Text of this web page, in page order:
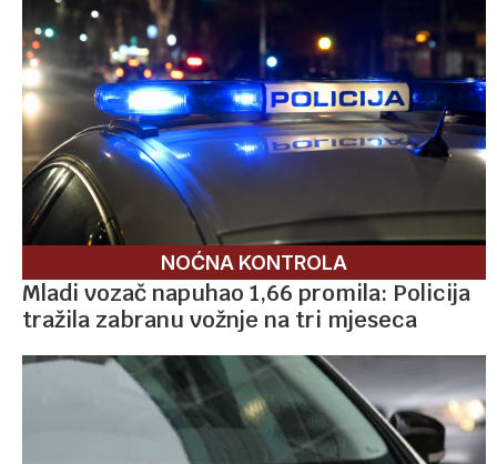
NOĆNA KONTROLA
Mladi vozač napuhao 1,66 promila: Policija
tražila zabranu vožnje na tri mjeseca